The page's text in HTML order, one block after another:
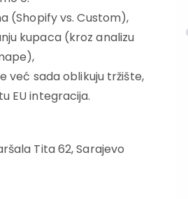
(Shopify vs. Custom),
kupaca (kroz analizu
već sada oblikuju tržište,
EU integracija.
Tita 62, Sarajevo